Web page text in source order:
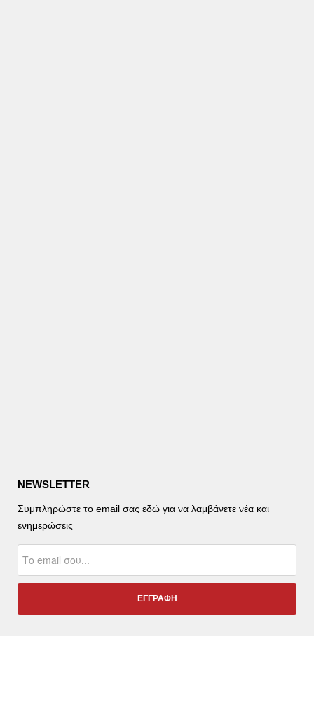
NEWSLETTER
Συμπληρώστε το email σας εδώ για να λαμβάνετε νέα και
ενημερώσεις